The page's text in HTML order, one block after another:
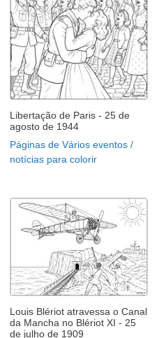
Libertação de Paris - 25 de
agosto de 1944
Páginas de Vários eventos /
notícias para colorir
Louis Blériot atravessa o Canal
da Mancha no Blériot XI - 25
de julho de 1909